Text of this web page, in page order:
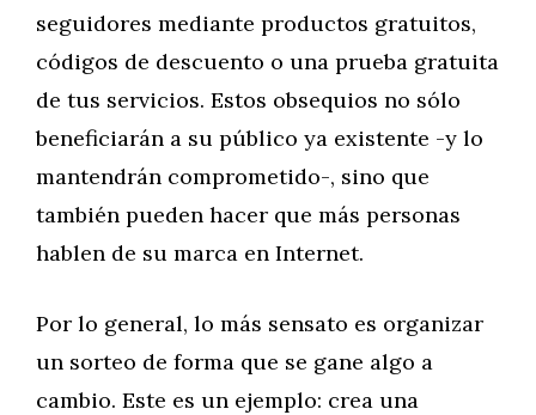
seguidores mediante productos gratuitos,
códigos de descuento o una prueba gratuita
de tus servicios. Estos obsequios no sólo
beneficiarán a su público ya existente -y lo
mantendrán comprometido-, sino que
también pueden hacer que más personas
hablen de su marca en Internet.
Por lo general, lo más sensato es organizar
un sorteo de forma que se gane algo a
cambio. Este es un ejemplo: crea una